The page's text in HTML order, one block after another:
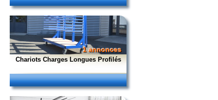
1 annonces
Chariots Charges Longues Profilés